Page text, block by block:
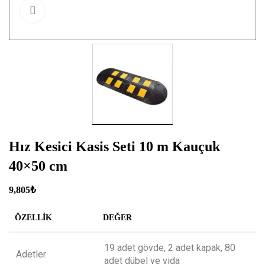
Hız Kesici Kasis Seti 10 m Kauçuk
40×50 cm
9,805₺
ÖZELLIK DEĞER
Adetler
19 adet gövde, 2 adet kapak, 80
adet dübel ve vida